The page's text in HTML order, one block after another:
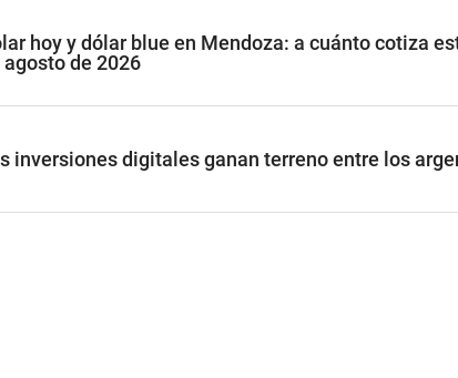
hoy y dólar blue en Mendoza: a cuánto cotiza
agosto de 2026
inversiones digitales ganan terreno entre los